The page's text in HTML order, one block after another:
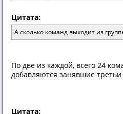
Цитата:
А сколько команд выходит из
По две из каждой, всего 24
добавляются занявшие
Цитата: